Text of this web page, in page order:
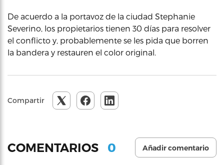
De acuerdo a la portavoz de la ciudad Stephanie
Severino, los propietarios tienen 30 días para resolver
el conflicto y, probablemente se les pida que borren
la bandera y restauren el color original.
Compartir
COMENTARIOS 0 Añadir comentario